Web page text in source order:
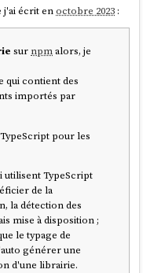
j'ai écrit enoctobre 2023 :
sur npmalors, je
qui contient des
importés par
pour les
utilisent TypeScript
de la
la détection des
mise à disposition ;
le typage de
générer une
d'une librairie.